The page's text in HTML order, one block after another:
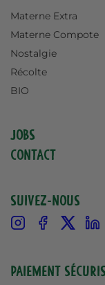
Materne Extra
Materne Compote
Nostalgie
Récolte
BIO
Jobs
Contact
Suivez-nous
Instagram
Facebook
X
Paiement